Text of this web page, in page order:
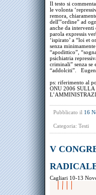
Il testo si
le volonta
remora,
dell'”ordine” ad
anche da interventi
parola expressis
‘ispirato’ a “loi et
senza
“apodittico”,
psichiatria
criminali” senza se
“addolciti”. Eugen
ps: riferimento al
ONU 2006 SULLA
Pubblicato il 16
Categoria: Testi
V
Cagliari 10-13